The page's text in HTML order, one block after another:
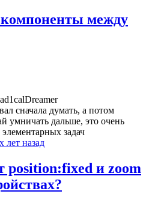
компоненты между
сначала думать, а потом
умничать дальше, это очень
задач
лет назад
position:fixed и zoom